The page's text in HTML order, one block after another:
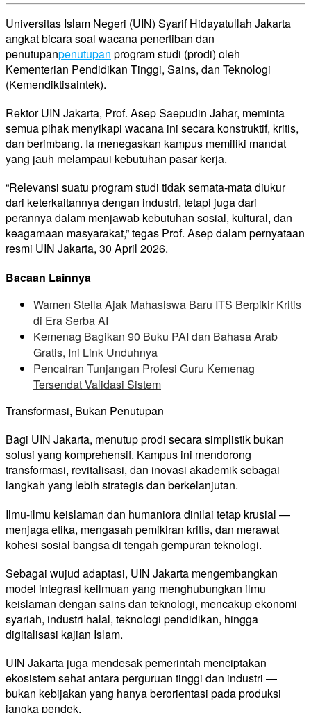
Universitas Islam Negeri (UIN) Syarif Hidayatullah Jakarta
angkat bicara soal wacana penertiban dan
penutupanpenutupan program studi (prodi) oleh
Kementerian Pendidikan Tinggi, Sains, dan Teknologi
(Kemendiktisaintek).
Rektor UIN Jakarta, Prof. Asep Saepudin Jahar, meminta
semua pihak menyikapi wacana ini secara konstruktif, kritis,
dan berimbang. Ia menegaskan kampus memiliki mandat
yang jauh melampaui kebutuhan pasar kerja.
“Relevansi suatu program studi tidak semata-mata diukur
dari keterkaitannya dengan industri, tetapi juga dari
perannya dalam menjawab kebutuhan sosial, kultural, dan
keagamaan masyarakat,” tegas Prof. Asep dalam pernyataan
resmi UIN Jakarta, 30 April 2026.
Bacaan Lainnya
Wamen Stella Ajak Mahasiswa Baru ITS Berpikir Kritis
di Era Serba AI
Kemenag Bagikan 90 Buku PAI dan Bahasa Arab
Gratis, Ini Link Unduhnya
Pencairan Tunjangan Profesi Guru Kemenag
Tersendat Validasi Sistem
Transformasi, Bukan Penutupan
Bagi UIN Jakarta, menutup prodi secara simplistik bukan
solusi yang komprehensif. Kampus ini mendorong
transformasi, revitalisasi, dan inovasi akademik sebagai
langkah yang lebih strategis dan berkelanjutan.
Ilmu-ilmu keislaman dan humaniora dinilai tetap krusial —
menjaga etika, mengasah pemikiran kritis, dan merawat
kohesi sosial bangsa di tengah gempuran teknologi.
Sebagai wujud adaptasi, UIN Jakarta mengembangkan
model integrasi keilmuan yang menghubungkan ilmu
keislaman dengan sains dan teknologi, mencakup ekonomi
syariah, industri halal, teknologi pendidikan, hingga
digitalisasi kajian Islam.
UIN Jakarta juga mendesak pemerintah menciptakan
ekosistem sehat antara perguruan tinggi dan industri —
bukan kebijakan yang hanya berorientasi pada produksi
jangka pendek.